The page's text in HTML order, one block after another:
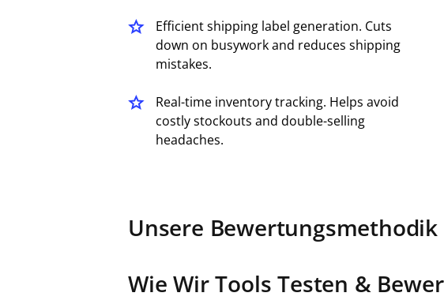
Efficient shipping label generation. Cuts
down on busywork and reduces shipping
mistakes.
Real-time inventory tracking. Helps avoid
costly stockouts and double-selling
headaches.
Unsere Bewertungsmethodik
Wie Wir Tools Testen &